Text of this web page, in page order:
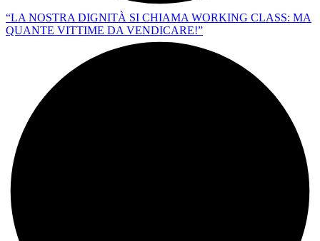
“LA NOSTRA DIGNITÀ SI CHIAMA WORKING CLASS: MA
QUANTE VITTIME DA VENDICARE!”